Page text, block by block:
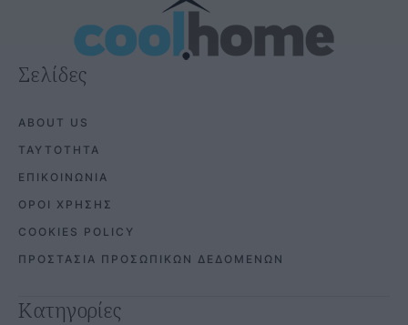
Σελίδες
ABOUT US
ΤΑΥΤΟΤΗΤΑ
ΕΠΙΚΟΙΝΩΝΙΑ
ΟΡΟΙ ΧΡΗΣΗΣ
COOKIES POLICY
ΠΡΟΣΤΑΣΙΑ ΠΡΟΣΩΠΙΚΩΝ ΔΕΔΟΜΕΝΩΝ
Κατηγορίες